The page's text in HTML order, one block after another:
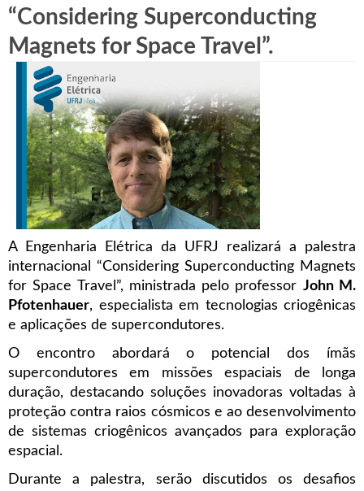
“Considering Superconducting
Magnets for Space Travel”.
A Engenharia Elétrica da UFRJ realizará a palestra
internacional “Considering Superconducting Magnets
for Space Travel”, ministrada pelo professor John M.
Pfotenhauer, especialista em tecnologias criogênicas
e aplicações de supercondutores.
O encontro abordará o potencial dos ímãs
supercondutores em missões espaciais de longa
duração, destacando soluções inovadoras voltadas à
proteção contra raios cósmicos e ao desenvolvimento
de sistemas criogênicos avançados para exploração
espacial.
Durante a palestra, serão discutidos os desafios